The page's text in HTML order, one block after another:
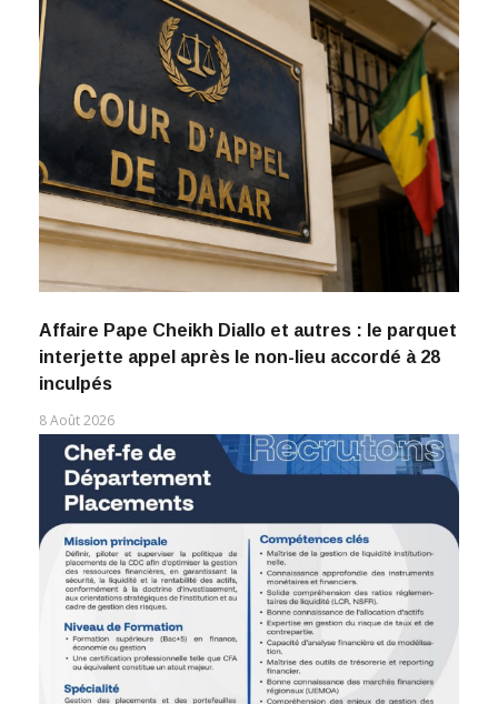
Affaire Pape Cheikh Diallo et autres : le parquet
interjette appel après le non-lieu accordé à 28
inculpés
8 Août 2026